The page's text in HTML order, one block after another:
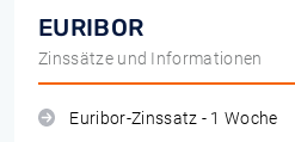
EURIBOR
Zinssätze und Informationen
Euribor-Zinssatz - 1 Woche